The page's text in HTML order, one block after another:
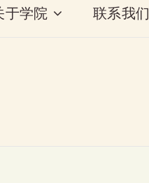
于学院 联系我们